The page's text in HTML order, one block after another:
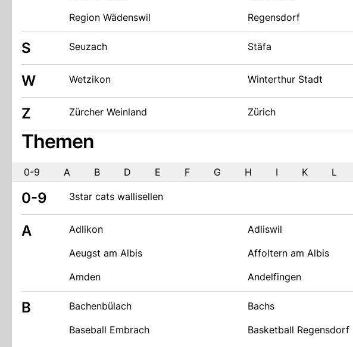
Region Wädenswil
Regensdorf
S Seuzach Stäfa
W Wetzikon Winterthur Stadt
Z Zürcher Weinland Zürich
Themen
0-9 A B D E F G H I K L
0-9 3star cats wallisellen
A Adlikon Adliswil
Aeugst am Albis
Affoltern am Albis
Amden
Andelfingen
B Bachenbülach Bachs
Baseball Embrach
Basketball Regensdorf